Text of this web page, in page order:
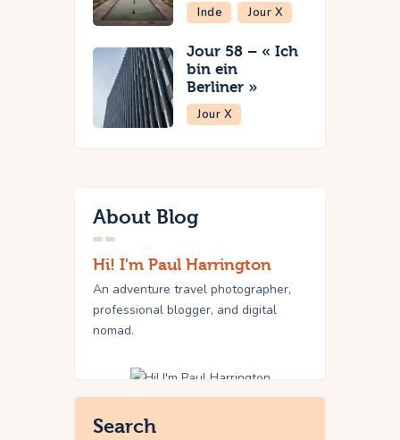
Inde Jour X
Jour 58 – « Ich
bin ein
Berliner »
Jour X
About Blog
Hi! I'm Paul Harrington
An adventure travel photographer,
professional blogger, and digital
nomad.
Search